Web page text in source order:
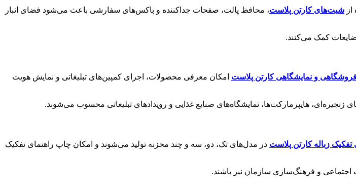
شیت‌های کارتن پلاست، محافظ پالت، صفحات جداکننده و باکس‌های سفارشی باعث می‌شود فضای انبار
کمک می‌کنند.
فروشگاهی و نمایشگاهی کارتن پلاست امکان معرفی محصولات، اجرای کمپین‌های تبلیغاتی و نمایش هویت
هایپرمارکت‌ها، نمایشگاه‌های صنایع غذایی و رویدادهای تبلیغاتی محسوب می‌شوند.
زباله کارتن پلاست در مدل‌های تک، دو، سه و چند مخزنه تولید می‌شوند و امکان چاپ راهنمای تفکیک
اجتماعی و فرهنگ‌سازی سازمان نیز باشند.